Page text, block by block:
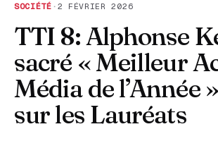
SOCIÉTÉ · 2 FÉVRIER 2026
TTI 8: Alphonse
sacré « Meilleur
Média de l’Année
sur les Lauréats